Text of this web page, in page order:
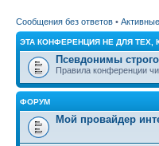
Сообщения без ответов •
ЭТА КОНФЕРЕНЦИЯ НЕ ДЛЯ
Псевдонимы
Правила конференции
ФОРУМ
Мой провайдер